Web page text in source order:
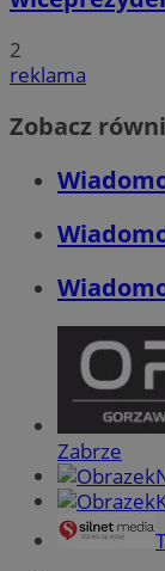
2
reklama
Zobacz
Zabrze